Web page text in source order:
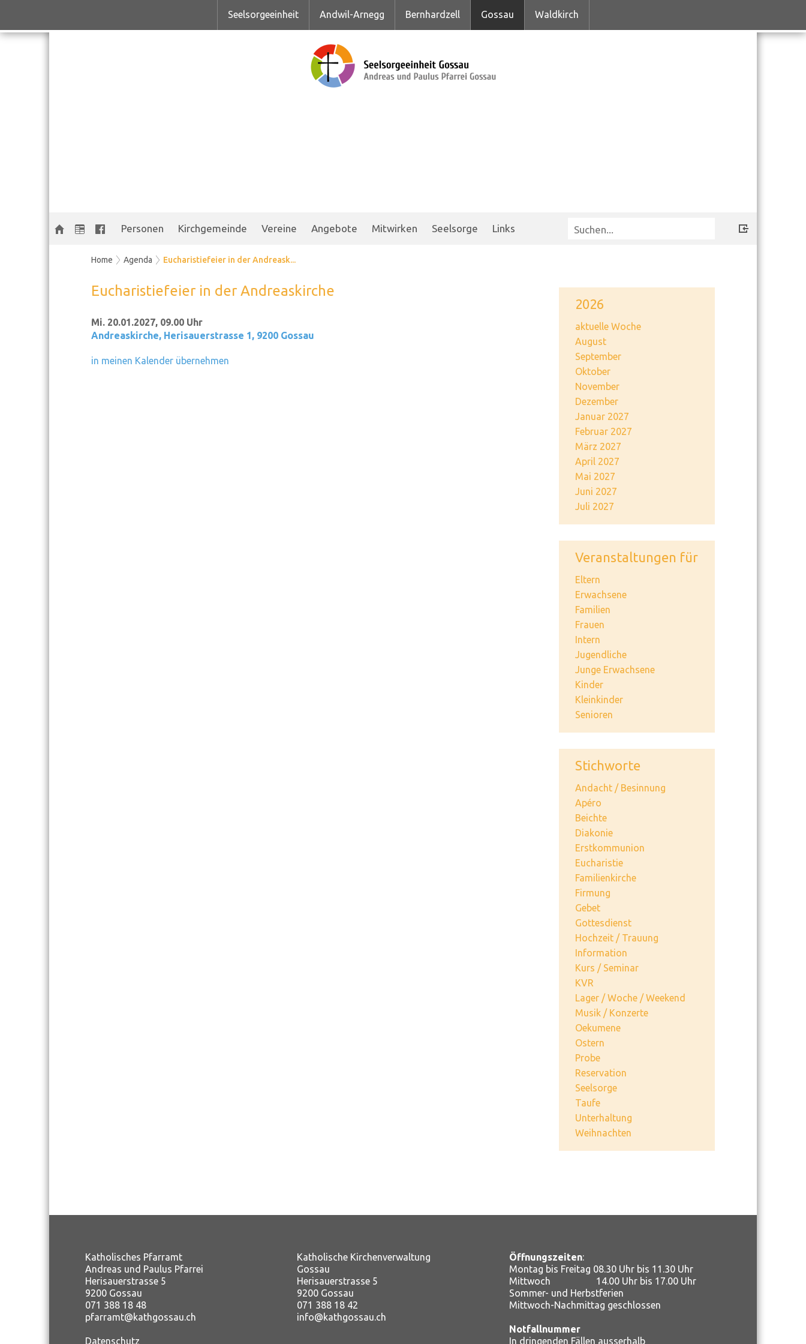
Seelsorgeeinheit Andwil-Arnegg Bernhardzell Gossau Waldkirch
Personen Kirchgemeinde Vereine Angebote Mitwirken Seelsorge Links
Home Agenda Eucharistiefeier in der Andreask...
2026
aktuelle Woche
August
September
Oktober
November
Dezember
Januar 2027
Februar 2027
März 2027
April 2027
Mai 2027
Juni 2027
Juli 2027
Veranstaltungen für
Eltern
Erwachsene
Familien
Frauen
Intern
Jugendliche
Junge Erwachsene
Kinder
Kleinkinder
Senioren
Stichworte
Andacht / Besinnung
Apéro
Beichte
Diakonie
Erstkommunion
Eucharistie
Familienkirche
Firmung
Gebet
Gottesdienst
Hochzeit / Trauung
Information
Kurs / Seminar
KVR
Lager / Woche / Weekend
Musik / Konzerte
Oekumene
Ostern
Probe
Reservation
Seelsorge
Taufe
Unterhaltung
Weihnachten
Eucharistiefeier in der Andreaskirche
Mi. 20.01.2027, 09.00 Uhr
Andreaskirche, Herisauerstrasse 1, 9200 Gossau
in meinen Kalender übernehmen
Katholisches Pfarramt
Andreas und Paulus Pfarrei
Herisauerstrasse 5
9200 Gossau
071 388 18 48
pfarramt@kathgossau.ch
Datenschutz
Katholische Kirchenverwaltung
Gossau
Herisauerstrasse 5
9200 Gossau
071 388 18 42
info@kathgossau.ch
Öffnungszeiten:
Montag bis Freitag 08.30 Uhr bis 11.30 Uhr
Mittwoch 14.00 Uhr bis 17.00 Uhr
Sommer- und Herbstferien
Mittwoch-Nachmittag geschlossen
Notfallnummer
In dringenden Fällen ausserhalb